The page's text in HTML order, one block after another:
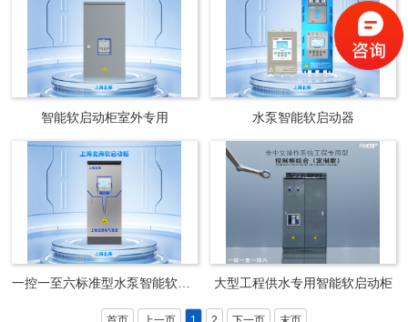
智能软启动柜室外专用 水泵智能软启动器
一控一至六标准型水泵智能软启动柜 大型工程供水专用智能软启动柜